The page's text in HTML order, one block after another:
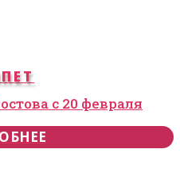
с 20 февраля